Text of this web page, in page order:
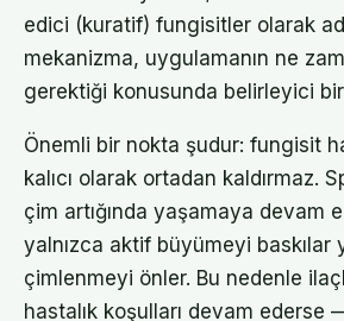
edici (kuratif) fungisitler olarak
mekanizma, uygulamanın ne
gerektiği konusunda belirleyici
Önemli bir nokta şudur: fungisit
kalıcı olarak ortadan kaldırmaz.
çim artığında yaşamaya devam
yalnızca aktif büyümeyi baskılar
çimlenmeyi önler. Bu nedenle
hastalık koşulları devam ederse